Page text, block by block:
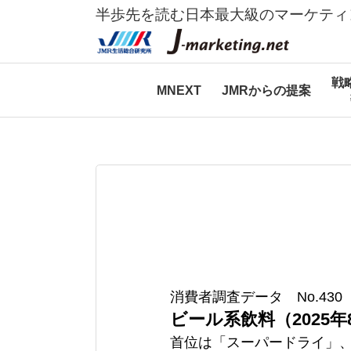
半歩先を読む日本最大級のマーケテ
MNEXT JMRからの提案
戦
消費者調査データ No.430
ビール系飲料（2025
首位は「スーパードライ」